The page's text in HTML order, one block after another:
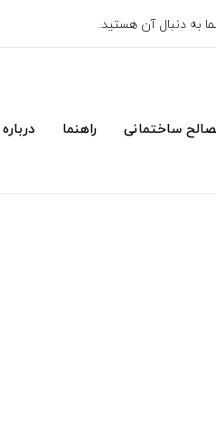
به دنبال آن هستید.
ساختمانی راهنما